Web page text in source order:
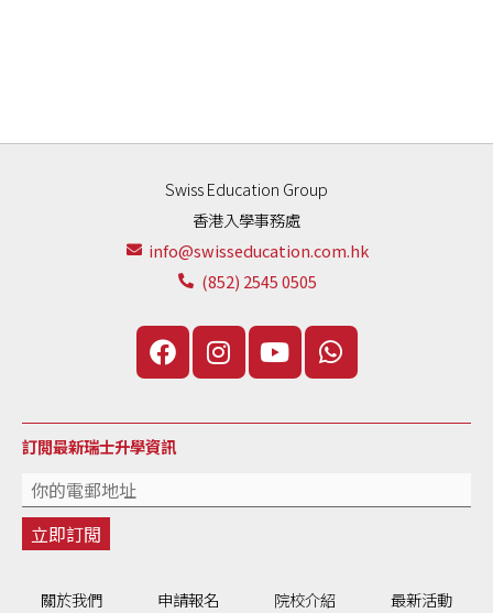
Swiss Education Group
香港入學事務處
info@swisseducation.com.hk
(852) 2545 0505
訂閲最新瑞士升學資訊
關於我們 申請報名 院校介紹 最新活動